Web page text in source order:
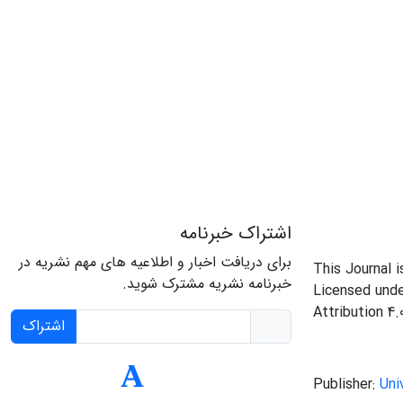
This Journal
Licensed
Attribution
Publisher:
اشتراک خبرنامه
برای دریافت اخبار و اطلاعیه های مهم نشریه در
خبرنامه نشریه مشترک شوید.
اشتراک